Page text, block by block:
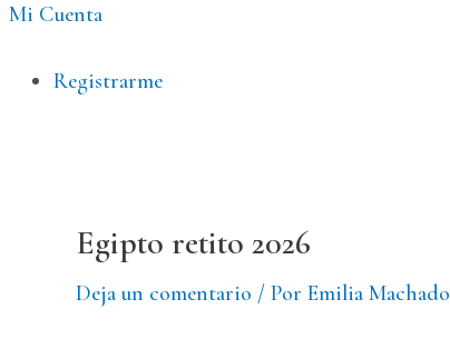
Mi Cuenta
MenúRegistrarme
Egipto retito 2026
Deja un comentario / Por Emilia Machado